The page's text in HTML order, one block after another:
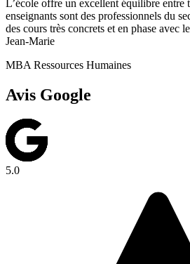
L’école offre un excellent équilibre
enseignants sont des professionnels du
des cours très concrets et en phase avec
Jean-Marie
MBA Ressources Humaines
Avis Google
5.0